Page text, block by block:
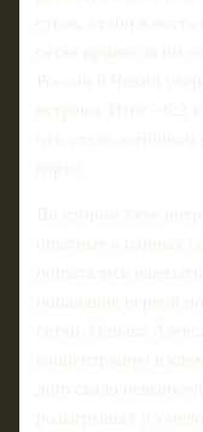
стиль,
сетке принесли им
России и Чехии
встречи. Итог - 6:2
что стало
корте.
Во втором сете
опытные в парных
попытались
попадания первой
сетки. Однако
концентрацию в
допускали
розыгрышах и